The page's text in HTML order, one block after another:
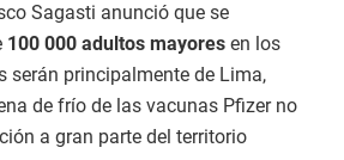
Sagasti anunció que se
100 000 adultos mayores en los
serán principalmente de Lima,
de frío de las vacunas Pfizer no
a gran parte del territorio